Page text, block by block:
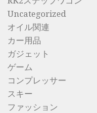
Uncategorized
オイル関連
カー用品
ガジェット
ゲーム
コンプレッサー
スキー
ファッション